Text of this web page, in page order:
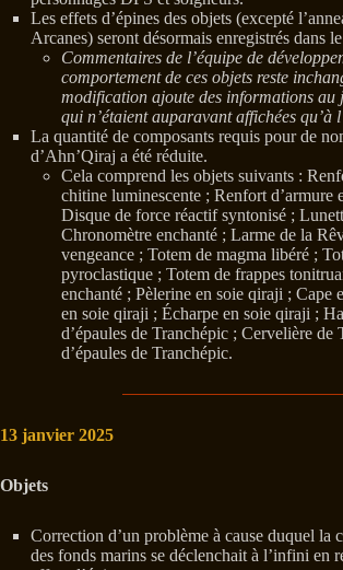
Les effets d’épines des objets (excepté
Arcanes) seront désormais enregistrés dans
Commentaires de l’équipe de
comportement de ces objets reste
modification ajoute des informations au
qui n’étaient auparavant affichées qu’à
La quantité de composants requis pour de
d’Ahn’Qiraj a été réduite.
Cela comprend les objets suivants :
chitine luminescente ; Renfort d’armure
Disque de force réactif syntonisé ;
Chronomètre enchanté ; Larme de la
vengeance ; Totem de magma libéré ;
pyroclastique ; Totem de frappes
enchanté ; Pèlerine en soie qiraji ; Cape
en soie qiraji ; Écharpe en soie qiraji ;
d’épaules de Tranchépic ; Cervelière de
d’épaules de Tranchépic.
13 janvier 2025
Objets
Correction d’un problème à cause duquel la
des fonds marins se déclenchait à l’infini en